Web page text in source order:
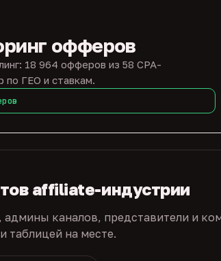
офферов
18 964 офферов из 58 CPA-
по ГЕО и ставкам.
affiliate-индустрии
каналов, представители и
таблицей на месте.